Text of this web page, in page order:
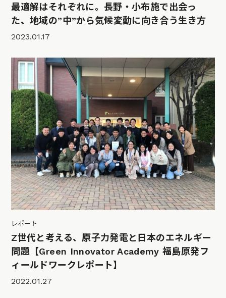
最適解はそれぞれに。長野・小布施で出会っ
た、地域の”中”から気候変動に向き合う生き方
2023.01.17
レポート
Z世代と考える、原子力発電と日本のエネルギー
問題【Green Innovator Academy 福島原発フ
ィールドワークレポート】
2022.01.27